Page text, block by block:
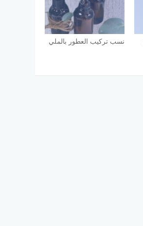
نسب تركيب العطور بالملي